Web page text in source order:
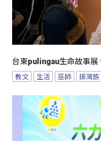
台東pulingau生命故事展
教文 生活 巫師 排灣族